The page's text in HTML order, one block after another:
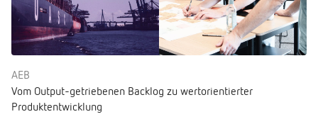
AEB
Vom Output-getriebenen Backlog zu wertorientierter
Produktentwicklung